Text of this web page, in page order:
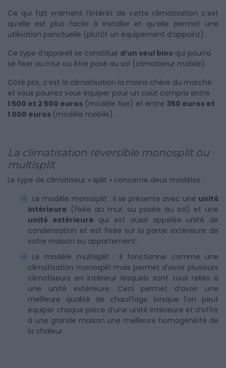
Ce qui fait vraiment l’intérêt de cette climatisation c’est
qu’elle est plus facile à installer et qu’elle permet une
utilisation ponctuelle (plutôt un équipement d’appoint).
Ce type d’appareil se constitue d’un seul bloc qui pourra
se fixer au mur ou être posé au sol (climatiseur mobile).
Côté prix, c’est la climatisation la moins chère du marché
et vous pourrez vous équiper pour un coût compris entre
1 500 et 2 500 euros (modèle fixe) et entre 350 euros et
1 000 euros (modèle mobile).
La climatisation réversible monosplit ou
multisplit
Le type de climatiseur « split » concerne deux modèles :
Le modèle monosplit : il se présente avec une unité
intérieure (fixée au mur, ou posée au sol) et une
unité extérieure qui est aussi appelée unité de
condensation et est fixée sur la partie extérieure de
votre maison ou appartement.
Le modèle multisplit : il fonctionne comme une
climatisation monosplit mais permet d’avoir plusieurs
climatiseurs en intérieur lesquels sont tous reliés à
une unité extérieure. Ceci permet d’avoir une
meilleure qualité de chauffage lorsque l’on peut
équiper chaque pièce d’une unité intérieure et d’offrir
à une grande maison une meilleure homogénéité de
la chaleur.